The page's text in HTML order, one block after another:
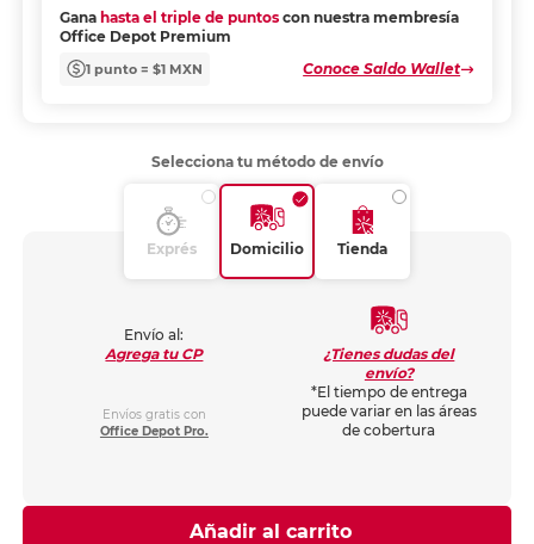
Gana hasta el triple de puntos con nuestra membresía
Office Depot Premium
1 punto = $1 MXN Conoce Saldo Wallet
Selecciona tu método de envío
Exprés Domicilio Tienda
Envío al:
Agrega tu CP
Envíos gratis con
Office Depot Pro.
¿Tienes dudas del
envío?
*El tiempo de entrega
puede variar en las áreas
de cobertura
Añadir al carrito